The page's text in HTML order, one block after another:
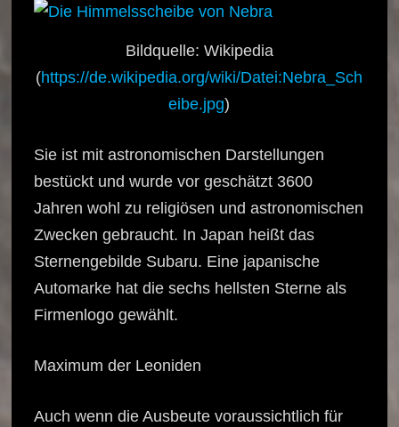
Bildquelle: Wikipedia
(https://de.wikipedia.org/wiki/Datei:Nebra_Sch
eibe.jpg)
Sie ist mit astronomischen Darstellungen
bestückt und wurde vor geschätzt 3600
Jahren wohl zu religiösen und astronomischen
Zwecken gebraucht. In Japan heißt das
Sternengebilde Subaru. Eine japanische
Automarke hat die sechs hellsten Sterne als
Firmenlogo gewählt.
Maximum der Leoniden
Auch wenn die Ausbeute voraussichtlich für